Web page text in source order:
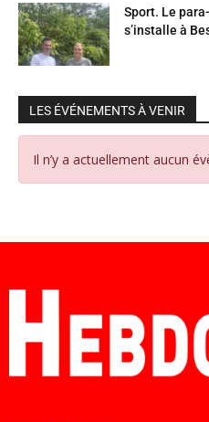
Sport. Le
s’installe à
LES ÉVÉNEMENTS À VENIR
Il n’y a actuellement aucun